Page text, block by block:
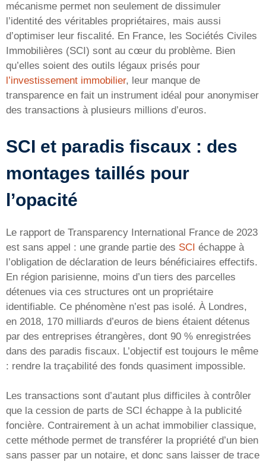
mécanisme permet non seulement de dissimuler
l’identité des véritables propriétaires, mais aussi
d’optimiser leur fiscalité. En France, les Sociétés Civiles
Immobilières (SCI) sont au cœur du problème. Bien
qu’elles soient des outils légaux prisés pour
l’investissement immobilier, leur manque de
transparence en fait un instrument idéal pour anonymiser
des transactions à plusieurs millions d’euros.
SCI et paradis fiscaux : des
montages taillés pour
l’opacité
Le rapport de Transparency International France de 2023
est sans appel : une grande partie des SCI échappe à
l’obligation de déclaration de leurs bénéficiaires effectifs.
En région parisienne, moins d’un tiers des parcelles
détenues via ces structures ont un propriétaire
identifiable. Ce phénomène n’est pas isolé. À Londres,
en 2018, 170 milliards d’euros de biens étaient détenus
par des entreprises étrangères, dont 90 % enregistrées
dans des paradis fiscaux. L’objectif est toujours le même
: rendre la traçabilité des fonds quasiment impossible.
Les transactions sont d’autant plus difficiles à contrôler
que la cession de parts de SCI échappe à la publicité
foncière. Contrairement à un achat immobilier classique,
cette méthode permet de transférer la propriété d’un bien
sans passer par un notaire, et donc sans laisser de trace